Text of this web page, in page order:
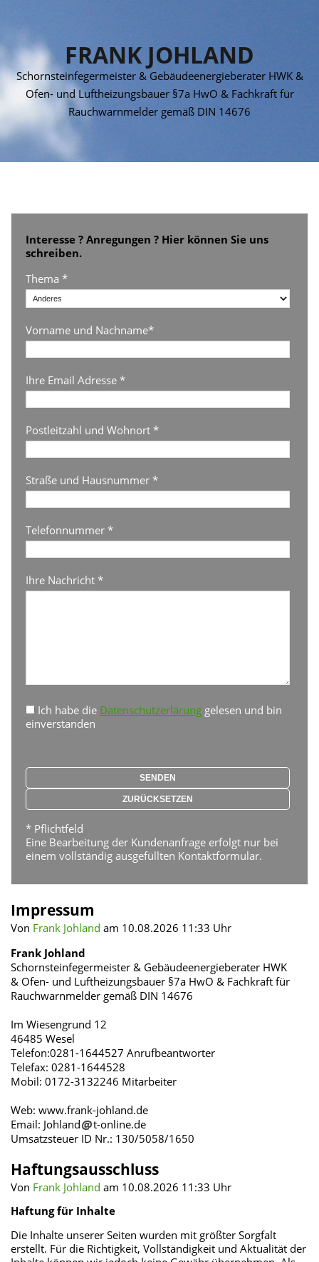
FRANK JOHLAND
Schornsteinfegermeister & Gebäudeenergieberater HWK &
Ofen- und Luftheizungsbauer §7a HwO & Fachkraft für
Rauchwarnmelder gemäß DIN 14676
Interesse ? Anregungen ? Hier können Sie uns
schreiben.
Thema *
Vorname und Nachname*
Ihre Email Adresse *
Postleitzahl und Wohnort *
Straße und Hausnummer *
Telefonnummer *
Ihre Nachricht *
Ich habe die Datenschutzerlärunggelesen und bin
einverstanden
* Pflichtfeld
Eine Bearbeitung der Kundenanfrage erfolgt nur bei
einem vollständig ausgefüllten Kontaktformular.
Impressum
Von Frank Johland am 10.08.2026 11:33 Uhr
Frank Johland
Schornsteinfegermeister & Gebäudeenergieberater HWK
& Ofen- und Luftheizungsbauer §7a HwO & Fachkraft für
Rauchwarnmelder gemäß DIN 14676
Im Wiesengrund 12
46485 Wesel
Telefon:0281-1644527 Anrufbeantworter
Telefax: 0281-1644528
Mobil: 0172-3132246 Mitarbeiter
Web: www.frank-johland.de
Email: Johland
t-online.de
Umsatzsteuer ID Nr.: 130/5058/1650
Haftungsausschluss
Von Frank Johland am 10.08.2026 11:33 Uhr
Haftung für Inhalte
Die Inhalte unserer Seiten wurden mit größter Sorgfalt
erstellt. Für die Richtigkeit, Vollständigkeit und Aktualität der